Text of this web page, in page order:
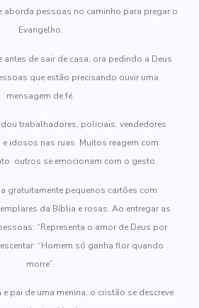
aborda pessoas no caminho para pregar o
Evangelho.
antes de sair de casa, ora pedindo a Deus
que estão precisando ouvir uma
mensagem de fé.
trabalhadores, policiais, vendedores
idosos nas ruas. Muitos reagem com
outros se emocionam com o gesto.
gratuitamente pequenos cartões com
da Bíblia e rosas. Ao entregar as
“Representa o amor de Deus por
“Homem só ganha flor quando
morre”.
e pai de uma menina, o cristão se descreve